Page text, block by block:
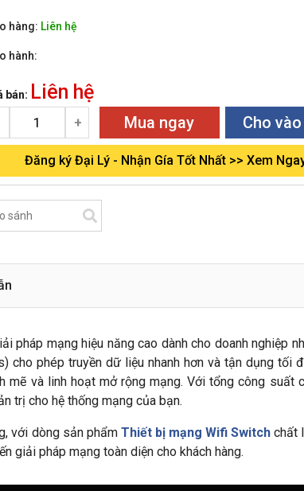
hàng: Liên hệ
hành:
bán: Liên hệ
+ Mua ngay Cho
Đăng ký Đại Lý - Nhận Gía Tốt Nhất >> Xem
pháp mạng hiệu năng cao dành cho doanh nghiệp
cho phép truyền dữ liệu nhanh hơn và tận dụng tối
và linh hoạt mở rộng mạng. Với tổng công suất
trị cho hệ thống mạng của bạn.
với dòng sản phẩm Thiết bị mạng Wifi Switch chất
giải pháp mạng toàn diện cho khách hàng.